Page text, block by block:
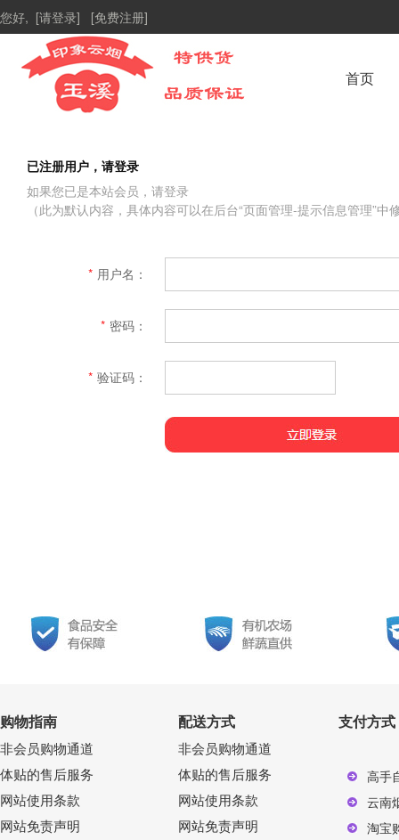
您好, [请登录] [免费注册]
首页
已注册用户，请登录
如果您已是本站会员，请登录
（此为默认内容，具体内容可以在后台“页面管理-提示信息管理”中
* 用户名：
* 密码：
* 验证码：
购物指南
非会员购物通道
体贴的售后服务
网站使用条款
网站免责声明
配送方式
非会员购物通道
体贴的售后服务
网站使用条款
网站免责声明
支付方式
高手
云南
淘宝